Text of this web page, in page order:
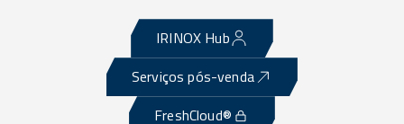
IRINOX Hub
Serviços pós-venda
FreshCloud®